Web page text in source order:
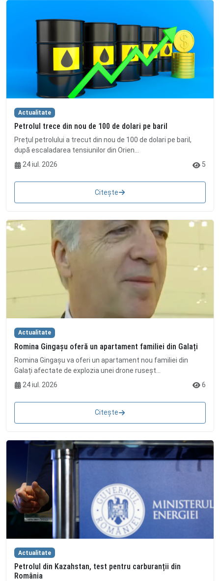
Actualitate
Petrolul trece din nou de 100 de dolari pe baril
Prețul petrolului a trecut din nou de 100 de dolari pe baril,
după escaladarea tensiunilor din Orien...
24 iul. 2026
5
Citește
Actualitate
Romina Gingașu oferă un apartament familiei din Galați
Romina Gingașu va oferi un apartament nou familiei din
Galați afectate de explozia unei drone ruseșt...
24 iul. 2026
6
Citește
Actualitate
Petrolul din Kazahstan, test pentru carburanții din
România